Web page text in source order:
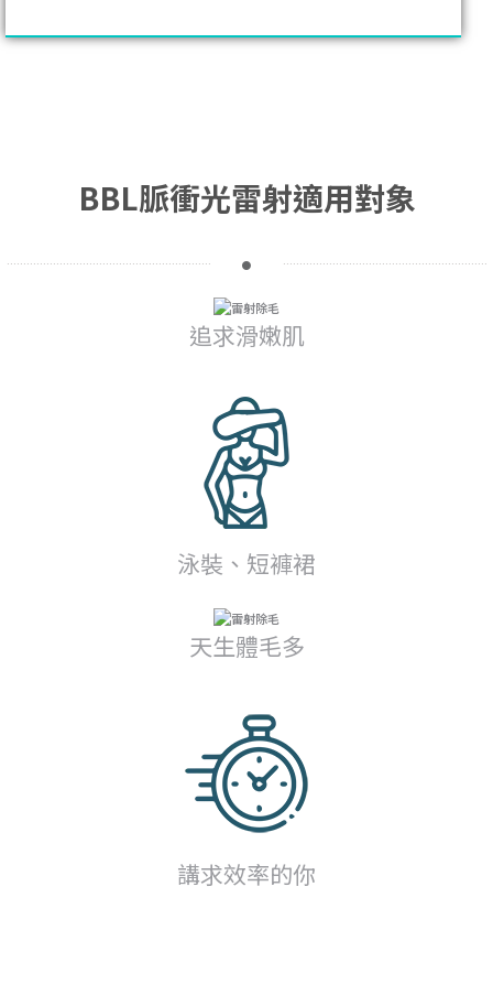
BBL脈衝光雷射適用對象
追求滑嫩肌
泳裝、短褲裙
天生體毛多
講求效率的你